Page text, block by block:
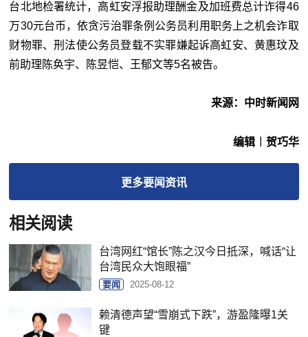
台北地检署统计，高虹安浮报助理酬金及加班费总计诈得46
万30元台币，依贪污治罪条例公务员利用职务上之机会诈取
财物罪、刑法使公务员登载不实罪嫌起诉高虹安、黄惠玟及
前助理陈奂宇、陈昱恺、王郁文等5名被告。
来源：中时新闻网
编辑︱贺巧华
更多要闻资讯
相关阅读
台湾网红“馆长”陈之汉今日抵深，喊话“让
台湾民众大饱眼福”
要闻 2025-08-12
赖清德声望“雪崩式下跌”，游盈隆曝1关
键